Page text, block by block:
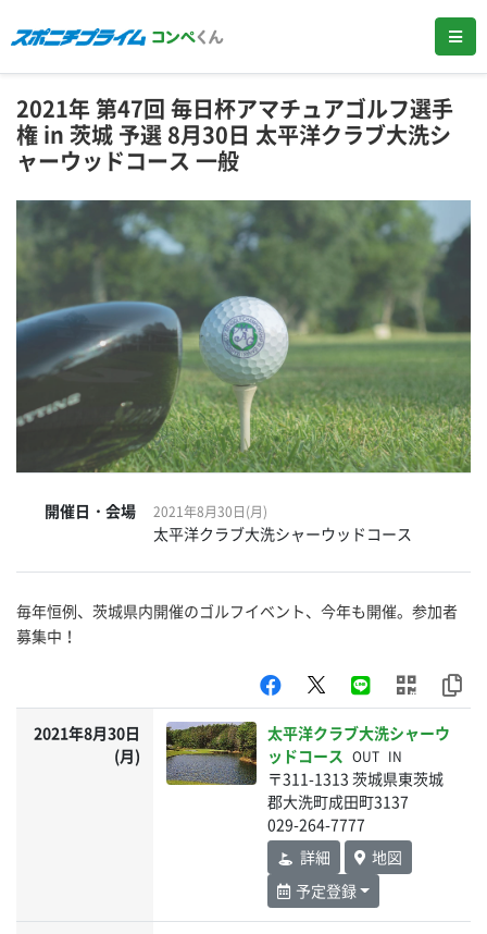
2021年 第47回 毎日杯アマチュアゴルフ選手
権 in 茨城 予選 8月30日 太平洋クラブ大洗シ
ャーウッドコース 一般
開催日・会場 2021年8月30日(月)
太平洋クラブ大洗シャーウッドコース
毎年恒例、茨城県内開催のゴルフイベント、今年も開催。参加者
募集中！
2021年8月30日
(月)
太平洋クラブ大洗シャーウ
ッドコース OUT IN
〒311-1313 茨城県東茨城
郡大洗町成田町3137
029-264-7777
詳細
地図
予定登録